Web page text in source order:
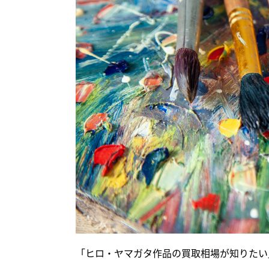
「ヒロ・ヤマガタ作品の買取相場が知りた